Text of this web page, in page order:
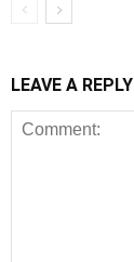
LEAVE A REPLY